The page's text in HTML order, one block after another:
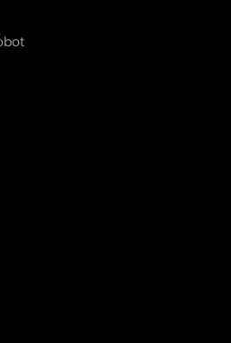
- VP600 STD3 UK
- VP600 STD3 AUS/NZ
- GD 930QA
- GD 930
- GD 930 Q EU2